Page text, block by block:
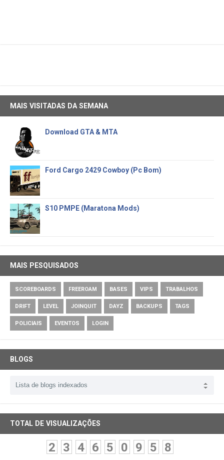
MAIS VISITADAS DA SEMANA
Download GTA & MTA
Ford Cargo 2429 Cowboy (Pc Bom)
S10 PMPE (Maratona Mods)
MAIS PESQUISADOS
SCOREBOARDS FREEROAM BASES VIPS TRABALHOS
DRIFT LEVEL JOINQUIT DAYZ BACKUPS TAGS
POLICIAIS EVENTOS LOGIN
BLOGS
TOTAL DE VISUALIZAÇÕES
2 3 4 6 5 0 9 5 8